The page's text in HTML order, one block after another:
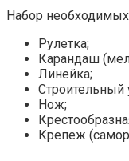
Набор
Рулетка;
Карандаш
Линейка;
Строительный
Нож;
Крепеж